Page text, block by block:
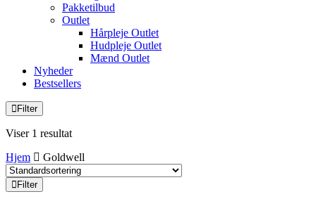
Pakketilbud
Outlet
Hårpleje Outlet
Hudpleje Outlet
Mænd Outlet
Nyheder
Bestsellers
Filter
Viser 1 resultat
Hjem
Goldwell
Filter